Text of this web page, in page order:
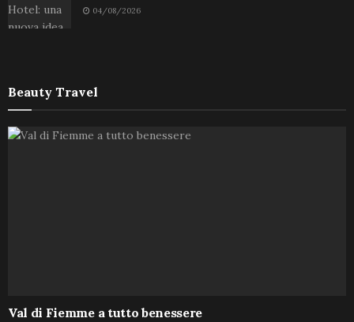
04/08/2026
Beauty Travel
Val di Fiemme a tutto benessere